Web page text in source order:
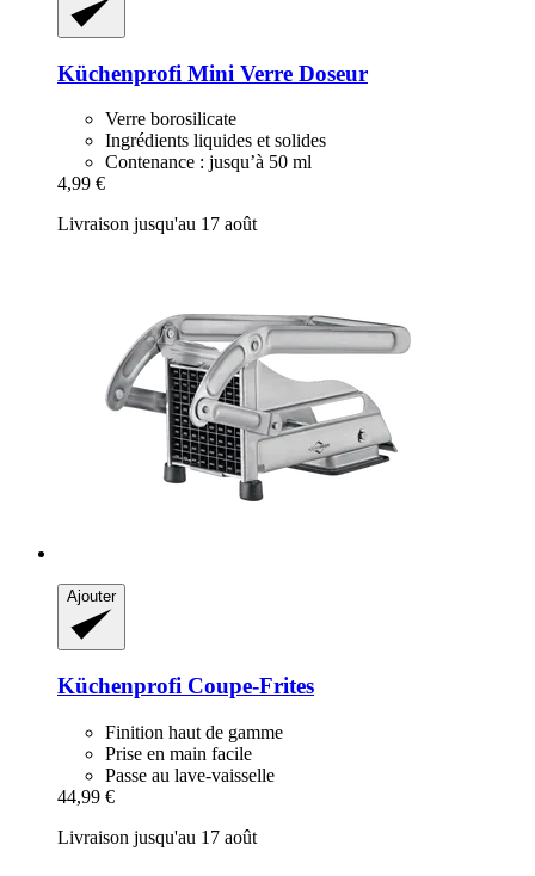
Küchenprofi Mini Verre Doseur
Verre borosilicate
Ingrédients liquides et solides
Contenance : jusqu’à 50 ml
4,99 €
Livraison jusqu'au 17 août
Ajouter
Küchenprofi Coupe-​Frites
Finition haut de gamme
Prise en main facile
Passe au lave-vaisselle
44,99 €
Livraison jusqu'au 17 août